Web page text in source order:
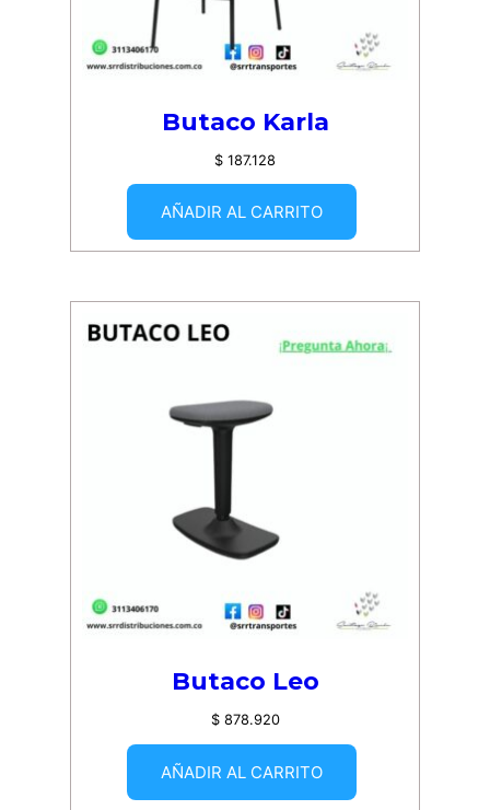
Butaco Karla
$ 187.128
AÑADIR AL CARRITO
Butaco Leo
$878.920
AÑADIR AL CARRITO